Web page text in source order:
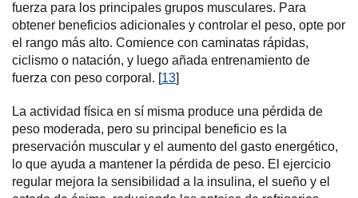
fuerza para los principales grupos musculares. Para
obtener beneficios adicionales y controlar el peso, opte por
el rango más alto. Comience con caminatas rápidas,
ciclismo o natación, y luego añada entrenamiento de
fuerza con peso corporal. [13]
La actividad física en sí misma produce una pérdida de
peso moderada, pero su principal beneficio es la
preservación muscular y el aumento del gasto energético,
lo que ayuda a mantener la pérdida de peso. El ejercicio
regular mejora la sensibilidad a la insulina, el sueño y el